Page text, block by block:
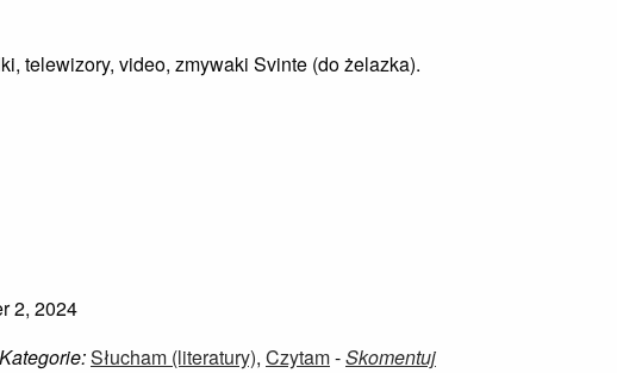
telewizory, video, zmywaki Svinte (do żelazka).
2, 2024
Kategorie:Słucham (literatury), Czytam-Skomentuj